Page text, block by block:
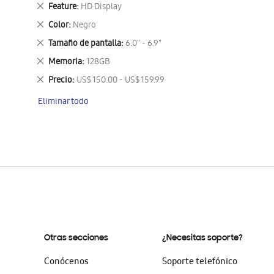
artículo
Feature HD Display
Eliminar
este
artículo
Color Negro
Eliminar
este
artículo
Tamaño de pantalla 6.0" - 6.9"
Eliminar
este
artículo
Memoria 128GB
Eliminar
este
artículo
Precio US$ 150.00 - US$ 159.99
Eliminar
artículo
Eliminar todo
Otras secciones
Conócenos
¿Necesitas soporte?
Soporte telefónico